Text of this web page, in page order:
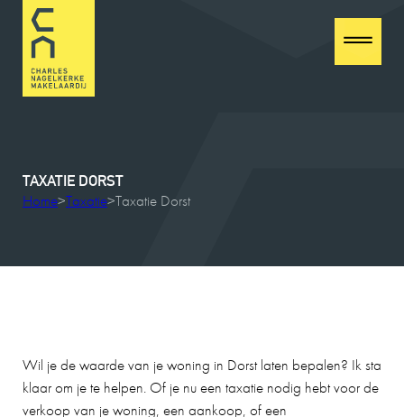
TAXATIE DORST
Home>Taxatie>Taxatie Dorst
Wil je de waarde van je woning in Dorst laten bepalen? Ik sta
klaar om je te helpen. Of je nu een taxatie nodig hebt voor de
verkoop van je woning, een aankoop, of een
10
Aan de makelaar valt niets op te merken! Hij is
toekomst weer als makelaar inschakelen
Wij zouden Charles Nagelkerke zeker